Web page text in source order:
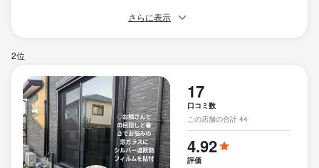
さらに表示
2位
17
口コミ数
この店舗の合計 44
4.92
評価